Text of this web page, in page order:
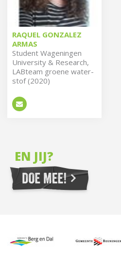
RAQUEL GONZALEZ
ARMAS
Stu­dent Wa­ge­nin­gen
Uni­ver­si­ty & Re­search,
LAB­team groe­ne wa­ter­
stof (2020)
EN JIJ?